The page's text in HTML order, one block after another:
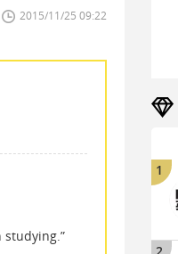
2015/11/25 09:22
studying.”
1
2